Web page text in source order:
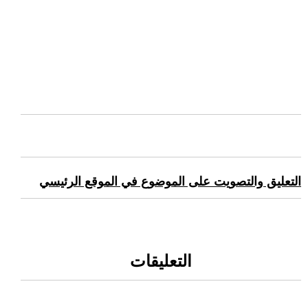
التعليق والتصويت على الموضوع في الموقع الرئيسي
التعليقات